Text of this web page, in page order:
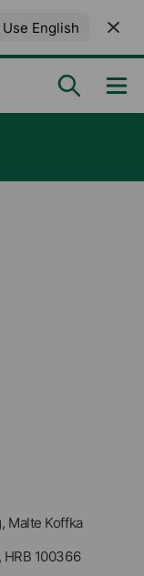
Use English
Malte Koffka
100366